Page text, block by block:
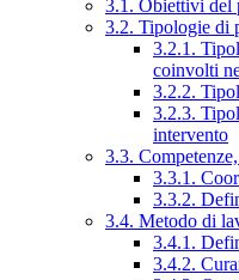
3.1. Obiettivi del
3.2. Tipologie di
3.2.1.
coinvolti
3.2.2.
3.2.3.
intervento
3.3.
3.3.1.
3.3.2.
3.4. Metodo di
3.4.1.
3.4.2.